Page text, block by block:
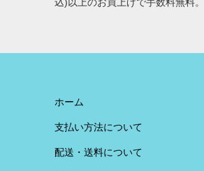
込)以上のお買上げで手数料無料
ホーム
支払い方法について
配送・送料について